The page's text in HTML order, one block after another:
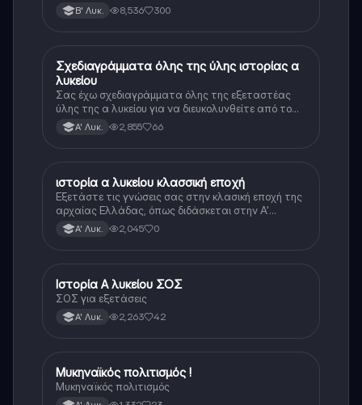
Β' Λυκ. 8,536 300
Ιστορία
Σχεδιαγράμματα όλης της ύλης ιστορίας α
λυκείου
Σας έχω σχεδιαγράμματα όλης της εξεταστέας
ύλης της α λυκείου για να διευκολυνθείτε από το
τεράστιο βάρος του βιβλίου
Α' Λυκ. 2,855 66
Ιστορία
ιστορία α λυκείου κλασσική εποχή
Εξετάστε τις γνώσεις σας στην κλασική εποχή της
αρχαίας Ελλάδας, όπως διδάσκεται στην Α'
Λυκείου.Α' Λυκ. 2,045 0
Ιστορία
Ιστορία Α λυκείου ΣΟΣ
ΣΟΣ για εξετάσεις
Α' Λυκ. 2,263 42
Ιστορία
Μυκηναϊκός πολιτισμός !
Μυκηναϊκός πολιτισμός